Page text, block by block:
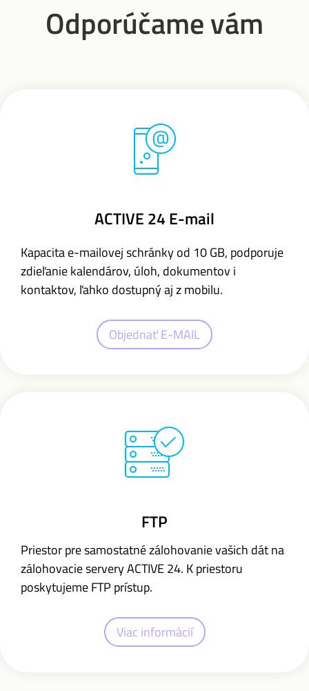
Odporúčame vám
ACTIVE 24 E-mail
Kapacita e-mailovej schránky od 10 GB, podporuje
zdieľanie kalendárov, úloh, dokumentov i
kontaktov, ľahko dostupný aj z mobilu.
Objednať E-MAIL
FTP
Priestor pre samostatné zálohovanie vašich dát na
zálohovacie servery ACTIVE 24. K priestoru
poskytujeme FTP prístup.
Viac informácií